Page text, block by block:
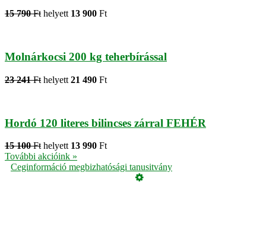
15 790 Ft helyett 13 900 Ft
Molnárkocsi 200 kg teherbírással
23 241 Ft helyett 21 490 Ft
Hordó 120 literes bilincses zárral FEHÉR
15 100 Ft helyett 13 990 Ft
További akcióink »
Ceginformáció megbizhatósági tanusitvány